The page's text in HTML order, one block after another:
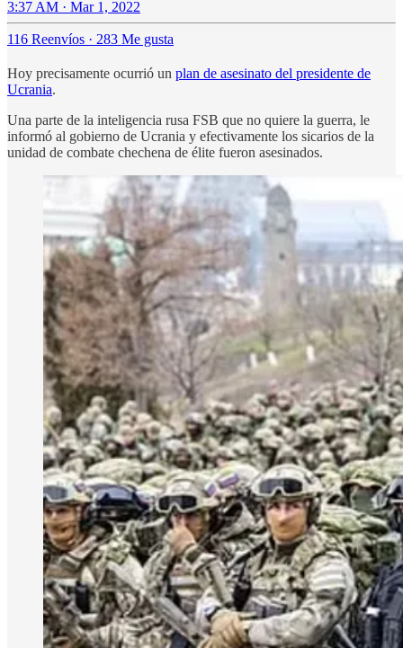
3:37 AM · Mar 1, 2022
116 Reenvíos · 283 Me gusta
Hoy precisamente ocurrió un plan de asesinato del presidente de
Ucrania.
Una parte de la inteligencia rusa FSB que no quiere la guerra, le
informó al gobierno de Ucrania y efectivamente los sicarios de la
unidad de combate chechena de élite fueron asesinados.